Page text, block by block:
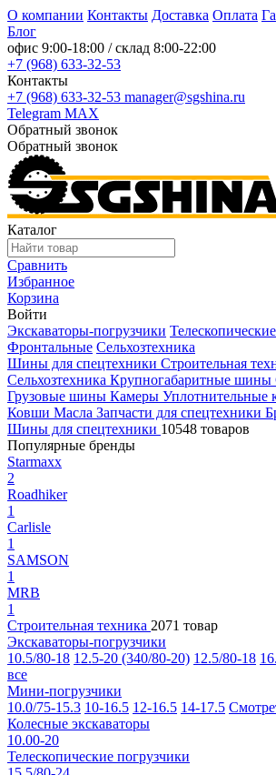
О компании Контакты Доставка Оплата
Блог
офис 9:00-18:00 / склад 8:00-22:00
+7 (968) 633-32-53
Контакты
+7 (968) 633-32-53 manager@sgshina.ru
Telegram MAX
Обратный звонок
Обратный звонок
Каталог
Сравнить
Избранное
Корзина
Войти
Экскаваторы-погрузчики Телескопические
Фронтальные Сельхозтехника
Шины для спецтехники Строительная
Сельхозтехника Крупногабаритные шины
Грузовые шины Камеры Уплотнительные
Ковши Масла Запчасти для спецтехники
Шины для спецтехники 10548 товаров
Популярные бренды
Starmaxx
2
Roadhiker
1
Carlisle
1
SAMSON
1
MRB
1
Строительная техника 2071 товар
Экскаваторы-погрузчики
10.5/80-18 12.5-20 (340/80-20) 12.5/80-18
все
Мини-погрузчики
10.0/75-15.3 10-16.5 12-16.5 14-17.5
Колесные экскаваторы
10.00-20
Телескопические погрузчики